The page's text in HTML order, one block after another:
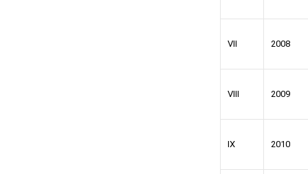
VII 2008
VIII 2009
IX 2010